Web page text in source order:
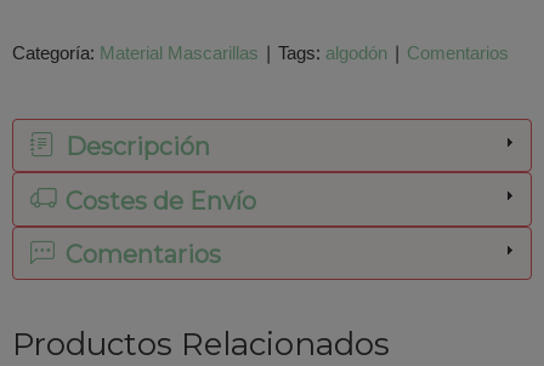
Categoría: Material Mascarillas | Tags: algodón | Comentarios
Descripción
Costes de Envío
Comentarios
Productos Relacionados